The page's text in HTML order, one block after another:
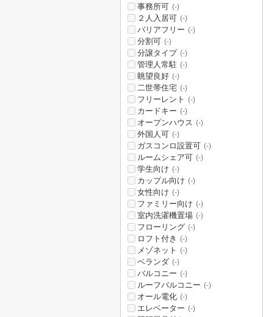
事務所可 (-)
２人入居可 (-)
バリアフリー (-)
分割可 (-)
分譲タイプ (-)
管理人常駐 (-)
眺望良好 (-)
二世帯住宅 (-)
フリーレント (-)
カードキー (-)
オープンハウス (-)
外国人可 (-)
ガスコンロ設置可 (-)
ルームシェア可 (-)
学生向け (-)
カップル向け (-)
女性向け (-)
ファミリー向け (-)
室内洗濯機置場 (-)
フローリング (-)
ロフト付き (-)
メゾネット (-)
ベランダ (-)
バルコニー (-)
ルーフバルコニー (-)
オール電化 (-)
エレベーター (-)